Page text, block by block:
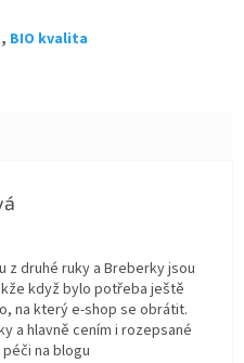
, BIO kvalita
je 5 z 5 hvězdiček.
z druhé ruky a Breberky jsou
když bylo potřeba ještě
na který e-shop se obrátit.
a hlavně cením i rozepsané
na blogu